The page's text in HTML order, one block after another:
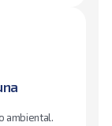
ambiental.